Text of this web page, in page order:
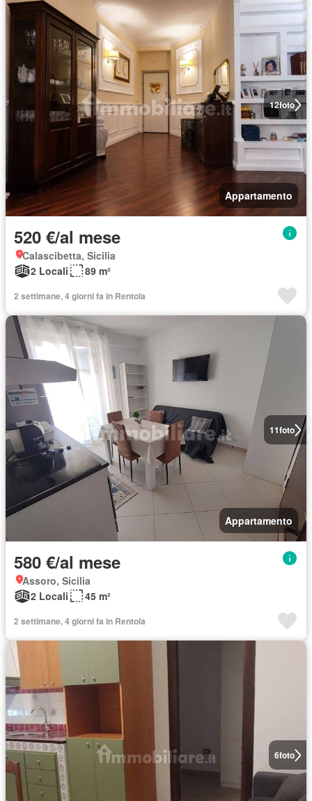
12foto
Appartamento
520 €/al mese
Calascibetta, Sicilia
2 Locali
89 m²
2 settimane, 4 giorni fa in Rentola
11foto
Appartamento
580 €/al mese
Assoro, Sicilia
2 Locali
45 m²
2 settimane, 4 giorni fa in Rentola
6foto